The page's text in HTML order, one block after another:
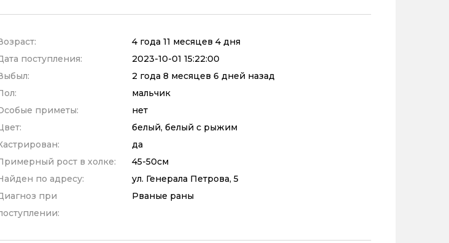
4 года 11 месяцев 4 дня
поступления:
2023-10-01 15:22:00
2 года 8 месяцев 6 дней назад
мальчик
приметы:
нет
белый, белый с рыжим
да
рост в холке:
45-50см
по адресу:
ул. Генерала Петрова, 5
при
Рваные раны